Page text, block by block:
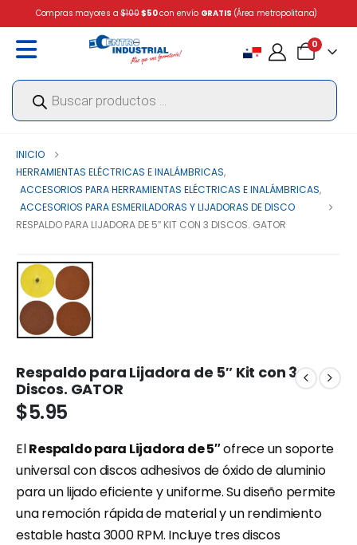
Compras mayores a$100 $50con envío GRATIS (Área metropolitana)
0
Búsqueda
productos
INICIO
HERRAMIENTAS ELÉCTRICAS E INALÁMBRICAS,
ACCESORIOS PARA HERRAMIENTAS ELÉCTRICAS E INALÁMBRICAS,
ACCESORIOS PARA ESMERILADORAS Y LIJADORAS DE DISCO
RESPALDO PARA LIJADORA DE 5″ KIT CON 3 DISCOS. GATOR
Respaldo para Lijadora de 5″ Kit con 3
Discos. GATOR
$5.95
ElRespaldo para Lijadora de 5″ofrece un soporte
universal con discos adhesivos de óxido de aluminio
para un lijado eficiente y uniforme. Su diseño permite
una remoción rápida de material y un rendimiento
estable hasta 3000 RPM. Incluye tres discos